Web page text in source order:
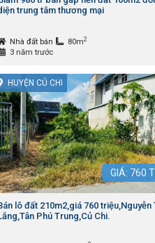
trung tâm thương mại
Nhà đất bán 80m2
3 năm trước
HUYỆN CỦ CHI
GIÁ: 760
lô đất 210m2,giá 760 triệu,Nguyễn
Phú Trung,Củ Chi.